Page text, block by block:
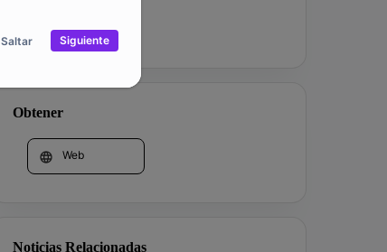
Saltar Siguiente
Obtener
Web
Noticias Relacionadas